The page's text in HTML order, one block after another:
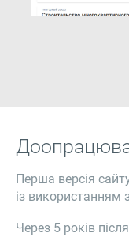
Перша версія
із використанням
Через 5 років